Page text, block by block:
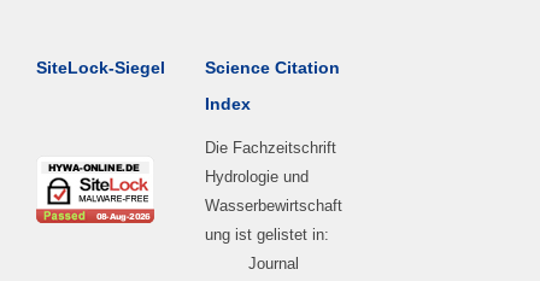
SiteLock-Siegel
Science Citation
Index
Die Fachzeitschrift
Hydrologie und
Wasserbewirtschaft
ung ist gelistet in:
Journal